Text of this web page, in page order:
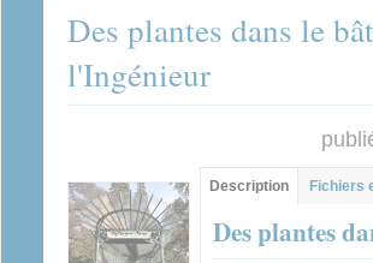
Des plantes dans le
l'Ingénieur
Contenu principal
Description (onglet
actif)
Fichiers
Des plantes